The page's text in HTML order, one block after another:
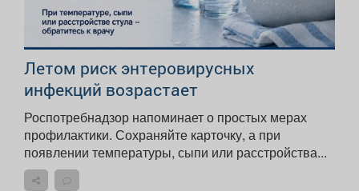
Летом риск энтеровирусных
инфекций возрастает
Роспотребнадзор напоминает о простых мерах
профилактики. Сохраняйте карточку, а при
появлении температуры, сыпи или расстройства...